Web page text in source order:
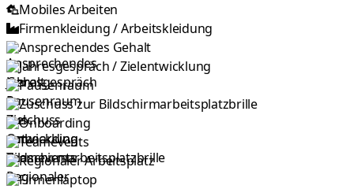
Mobiles Arbeiten
Firmenkleidung / Arbeitskleidung
Ansprechendes Gehalt
Jahresgespräch / Ziel­entwicklung
Pausenraum
Zuschuss zur Bildschirmarbeitsplatzbrille
Onboarding
Teamevents
Regionaler Arbeitsplatz
Firmenlaptop